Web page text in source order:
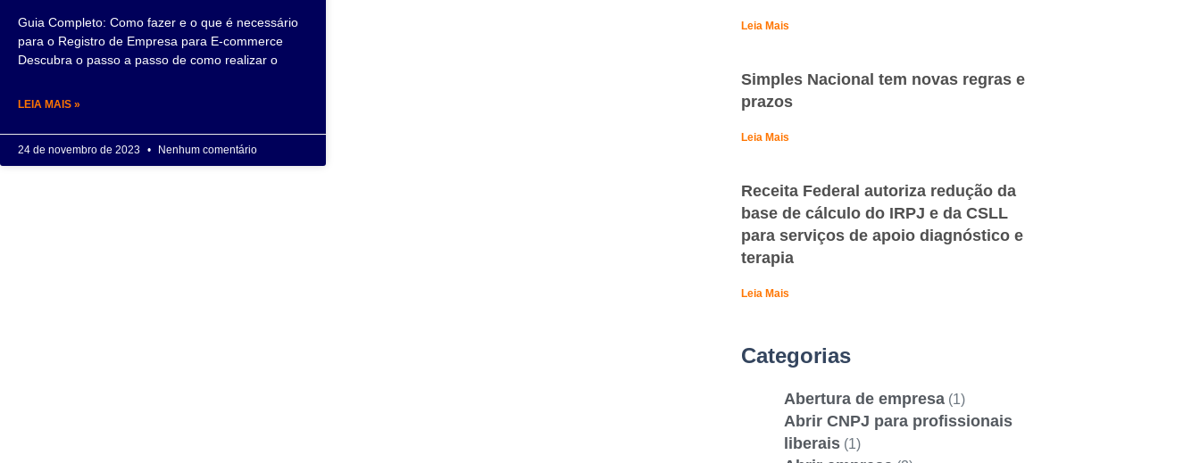
Guia Completo: Como fazer e o que é necessário
para o Registro de Empresa para E-commerce
Descubra o passo a passo de como realizar o
LEIA MAIS »
24 de novembro de 2023 Nenhum comentário
Leia Mais
Simples Nacional tem novas regras e
prazos
Leia Mais
Receita Federal autoriza redução da
base de cálculo do IRPJ e da CSLL
para serviços de apoio diagnóstico e
terapia
Leia Mais
Categorias
Abertura de empresa(1)
Abrir CNPJ para profissionais
liberais(1)